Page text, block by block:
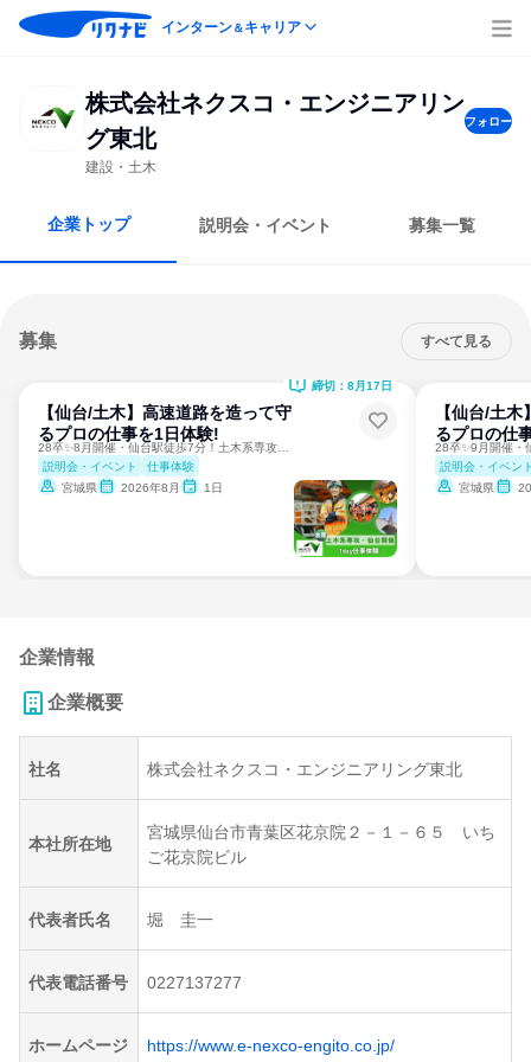
インターン＆キャリア
株式会社ネクスコ・エンジニアリン
グ東北
フォロー
建設・土木
企業トップ 説明会・イベント 募集一覧
募集 すべて見る
【仙台/土木】高速道路を造って守
るプロの仕事を1日体験!
説明会・イベント
仕事体験
宮城県
2026年8月 1日
締切：8月17日
【仙台/土
るプロの仕
説明会・イベン
宮城県
企業情報
企業概要
社名 株式会社ネクスコ・エンジニアリング東北
本社所在地
宮城県仙台市青葉区花京院２－１－６５ いち
ご花京院ビル
代表者氏名 堀 圭一
代表電話番号 0227137277
ホームページ https://www.e-nexco-engito.co.jp/